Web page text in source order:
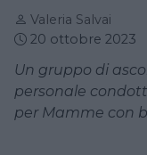
Valeria Salvai
20 ottobre 2023
Un gruppo di
personale
per Mamme con